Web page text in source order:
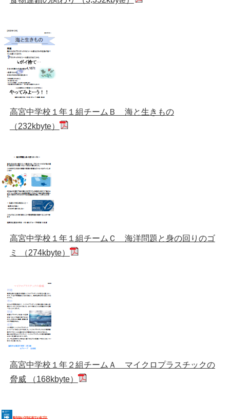
高宮中学校１年１組チームＢ 海と生きもの
（232kbyte）
高宮中学校１年１組チームＣ 海洋問題と身の回りのゴ
ミ （274kbyte）
高宮中学校１年２組チームＡ マイクロプラスチックの
脅威 （168kbyte）